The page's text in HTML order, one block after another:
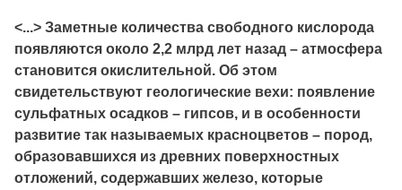
<...> Заметные количества свободного кислорода
появляются около 2,2 млрд лет назад – атмосфера
становится окислительной. Об этом
свидетельствуют геологические вехи: появление
сульфатных осадков – гипсов, и в особенности
развитие так называемых красноцветов – пород,
образовавшихся из древних поверхностных
отложений, содержавших железо, которые